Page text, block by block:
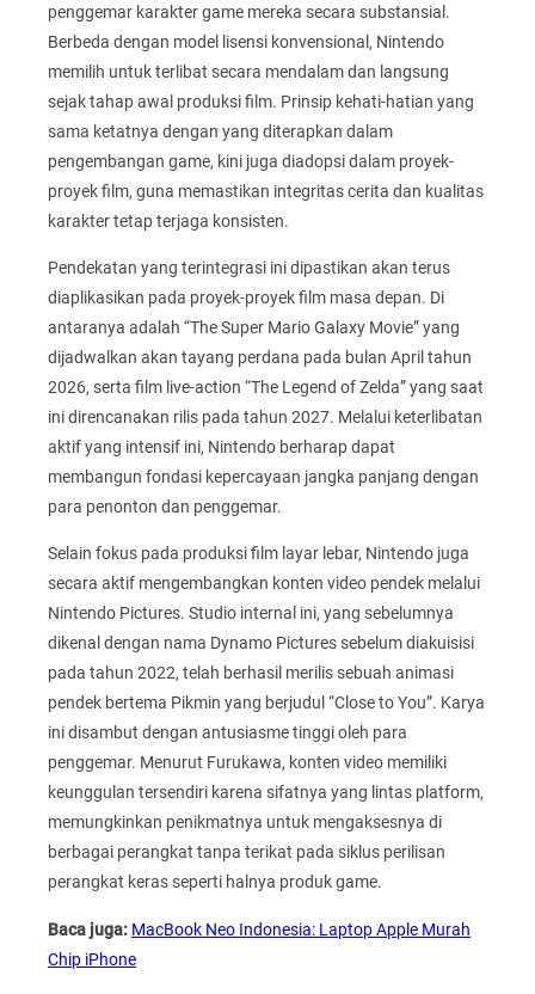
penggemar karakter game mereka secara substansial.
Berbeda dengan model lisensi konvensional, Nintendo
memilih untuk terlibat secara mendalam dan langsung
sejak tahap awal produksi film. Prinsip kehati-hatian yang
sama ketatnya dengan yang diterapkan dalam
pengembangan game, kini juga diadopsi dalam proyek-
proyek film, guna memastikan integritas cerita dan kualitas
karakter tetap terjaga konsisten.
Pendekatan yang terintegrasi ini dipastikan akan terus
diaplikasikan pada proyek-proyek film masa depan. Di
antaranya adalah “The Super Mario Galaxy Movie” yang
dijadwalkan akan tayang perdana pada bulan April tahun
2026, serta film live-action “The Legend of Zelda” yang saat
ini direncanakan rilis pada tahun 2027. Melalui keterlibatan
aktif yang intensif ini, Nintendo berharap dapat
membangun fondasi kepercayaan jangka panjang dengan
para penonton dan penggemar.
Selain fokus pada produksi film layar lebar, Nintendo juga
secara aktif mengembangkan konten video pendek melalui
Nintendo Pictures. Studio internal ini, yang sebelumnya
dikenal dengan nama Dynamo Pictures sebelum diakuisisi
pada tahun 2022, telah berhasil merilis sebuah animasi
pendek bertema Pikmin yang berjudul “Close to You”. Karya
ini disambut dengan antusiasme tinggi oleh para
penggemar. Menurut Furukawa, konten video memiliki
keunggulan tersendiri karena sifatnya yang lintas platform,
memungkinkan penikmatnya untuk mengaksesnya di
berbagai perangkat tanpa terikat pada siklus perilisan
perangkat keras seperti halnya produk game.
Baca juga: MacBook Neo Indonesia: Laptop Apple Murah
Chip iPhone